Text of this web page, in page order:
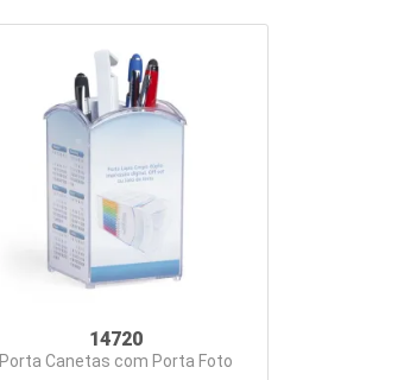
14720
Porta Canetas com Porta Foto